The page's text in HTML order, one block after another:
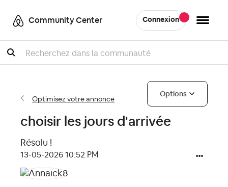
Community Center Connexion
Recherche
Optimisez votre annonce
Options
choisir les jours d'arrivée
Résolu !
‎13-05-2026 10:52 PM